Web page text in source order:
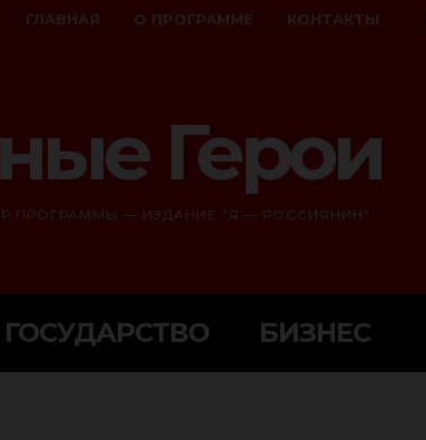
ГЛАВНАЯ О ПРОГРАММЕ КОНТАКТЫ
Герои
ПРОГРАММЫ — ИЗДАНИЕ "Я — РОССИЯНИН"
ГОСУДАРСТВО БИЗНЕС